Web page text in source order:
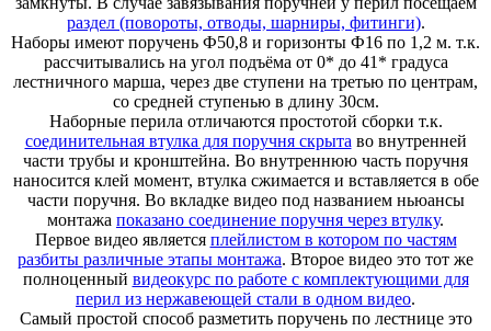
раздел (повороты, отводы, шарниры, фитинги).
Наборы имеют поручень Ф50,8 и горизонты Ф16 по 1,2 м. т.к.
рассчитывались на угол подъёма от 0* до 41* градуса
лестничного марша, через две ступени на третью по центрам,
со средней ступенью в длину 30см.
Наборные перила отличаются простотой сборки т.к.
соединительная втулка для поручня скрыта во внутренней
части трубы и кронштейна. Во внутреннюю часть поручня
наносится клей момент, втулка сжимается и вставляется в обе
части поручня. Во вкладке видео под названием ньюансы
монтажа показано соединение поручня через втулку.
Первое видео является плейлистом в котором по частям
разбиты различные этапы монтажа. Второе видео это тот же
полноценный видеокурс по работе с комплектующими для
перил из нержавеющей стали в одном видео.
Самый простой способ разметить поручень по лестнице это